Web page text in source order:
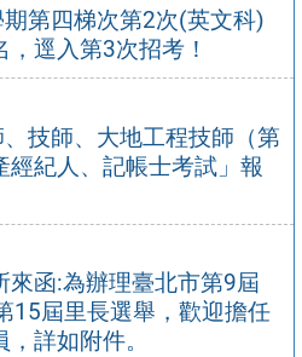
第四梯次第2次(英文科)
逕入第3次招考！
技師、大地工程技師（第
經紀人、記帳士考試」報
來函:為辦理臺北市第9屆
15屆里長選舉，歡迎擔任
詳如附件。